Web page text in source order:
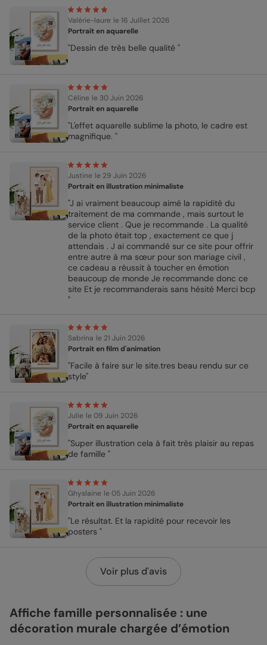
Valérie-laure le 16 Juillet 2026
Portrait en aquarelle
"Dessin de très belle qualité "
Céline le 30 Juin 2026
Portrait en aquarelle
"L'effet aquarelle sublime la photo, le cadre est
magnifique. "
Justine le 29 Juin 2026
Portrait en illustration minimaliste
"J ai vraiment beaucoup aimé la rapidité du
traitement de ma commande , mais surtout le
service client . Que je recommande . La qualité
de la photo était top , exactement ce que j
attendais . J ai commandé sur ce site pour offrir
entre autre à ma sœur pour son mariage civil ,
ce cadeau a réussit à toucher en émotion
beaucoup de monde Je recommande donc ce
site Et je recommanderais sans hésité Merci bcp
"
Sabrina le 21 Juin 2026
Portrait en film d'animation
"Facile à faire sur le site.tres beau rendu sur ce
style"
Julie le 09 Juin 2026
Portrait en aquarelle
"Super illustration cela à fait très plaisir au repas
de famille "
Ghyslaine le 05 Juin 2026
Portrait en illustration minimaliste
"Le résultat. Et la rapidité pour recevoir les
posters "
Voir plus d'avis
Affiche famille personnalisée : une
décoration murale chargée d’émotion